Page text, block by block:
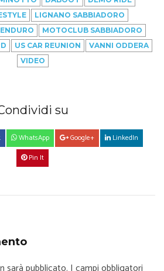
LIGNANO SABBIADORO
MOTOCLUB SABBIADORO
US CAR REUNION
VANNI ODDERA
VIDEO
su
WhatsApp Google+
LinkedIn
Pin It